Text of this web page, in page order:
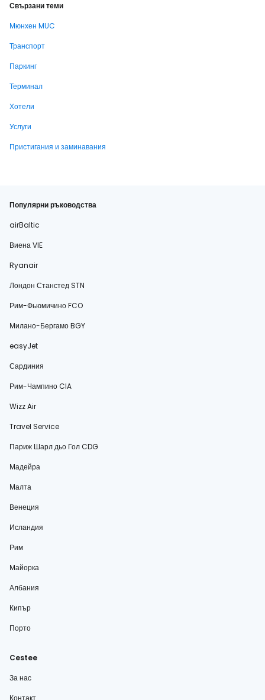
Свързани теми
Мюнхен MUC
Транспорт
Паркинг
Терминал
Хотели
Услуги
Пристигания и заминавания
Популярни ръководства
airBaltic
Виена VIE
Ryanair
Лондон Станстед STN
Рим-Фьюмичино FCO
Милано-Бергамо BGY
easyJet
Сардиния
Рим-Чампино CIA
Wizz Air
Travel Service
Париж Шарл дьо Гол CDG
Мадейра
Малта
Венеция
Исландия
Рим
Майорка
Албания
Кипър
Порто
Cestee
За нас
Контакт